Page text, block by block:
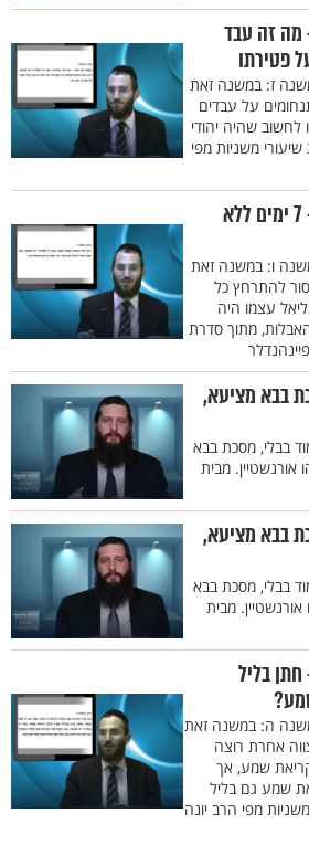
מה זה עבד
פטירתו
ז: במשנה זאת
על עבדים
לחשוב שהיה יהודי
משניות מפי
לימוד משנה למתחילים - 7 ימים ללא
ו: במשנה זאת
להתרחץ כל
עצמו היה
מתוך סדרת
בבא מציעא,
בבלי, מסכת בבא
מבית
בבא מציעא,
בבלי, מסכת בבא
מבית
בליל
ה: במשנה זאת
אחרת רוצה
שמע, אך
שמע גם בליל
מפי הרב יונה